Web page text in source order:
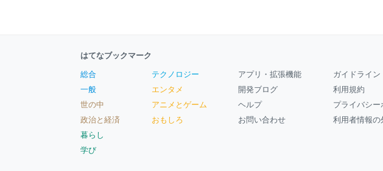
はてなブックマーク
総合
一般
世の中
政治と経済
暮らし
学び
テクノロジー
エンタメ
アニメとゲーム
おもしろ
アプリ・拡張機能
開発ブログ
ヘルプ
お問い合わせ
ガイドライン
利用規約
プライバシー
利用者情報の